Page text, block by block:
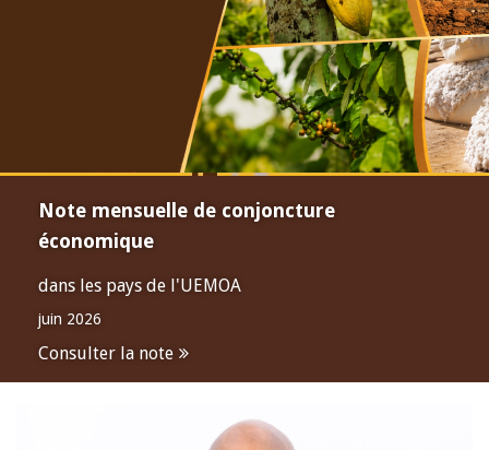
Note mensuelle de conjoncture
économique
dans les pays de l'UEMOA
juin 2026
Consulter la note